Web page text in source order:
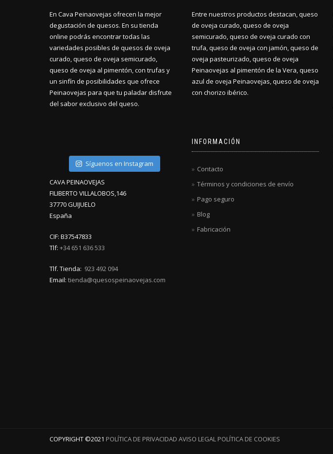
En Cava Peinaovejas ofrecen la mejor
degustación de quesos. En su tienda
online podrás encontrar todas las
variedades posibles de quesos de oveja
curado, queso de oveja semicurado,
queso de oveja al pimentón, con trufas y
un sinfín de posibilidades que ofrece
Peinaovejas para que tu paladar disfrute
del sabor exclusivo del queso.
Síguenos en Instagram
CAVA PEINAOVEJAS
FILIBERTO VILLALOBOS,146
37770 GUIJUELO
España
CIF: B37547833
Tlf: +34 651 636 533
Tlf. Tienda: 923 492 094
Email: tienda@quesospeinaovejas.com
Entre nuestros productos destacan, queso
de oveja curado, queso de oveja
semicurado, queso de oveja curado con
trufa, queso de oveja con jamón, queso de
oveja pasteurizado, queso de oveja
Peinaovejas al pimentón de la Vera, queso
azul de oveja Peinaovejas, queso de oveja
con chorizo ibérico.
INFORMACIÓN
Contacto
Términos y condiciones de envío
Pago seguro
Blog
Fabricación
COPYRIGHT ©️2021 POLÍTICA DE PRIVACIDAD AVISO LEGAL POLÍTICA DE COOKIES